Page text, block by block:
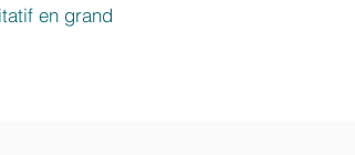
en grand